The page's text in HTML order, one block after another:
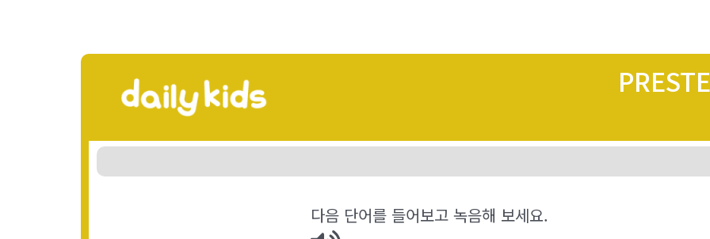
다음 단어를 들어보고 녹음해 보세요.